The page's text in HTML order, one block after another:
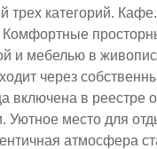
трех категорий.
Комфортные
и мебелью в
через
включена в реестре
Уютное место для
атмосфера